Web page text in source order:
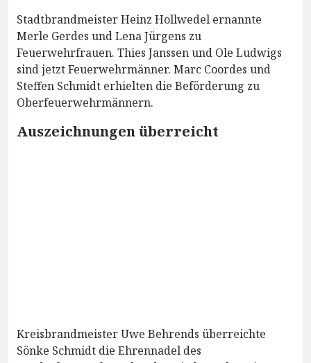
Stadtbrandmeister Heinz Hollwedel ernannte
Merle Gerdes und Lena Jürgens zu
Feuerwehrfrauen. Thies Janssen und Ole Ludwigs
sind jetzt Feuerwehrmänner. Marc Coordes und
Steffen Schmidt erhielten die Beförderung zu
Oberfeuerwehrmännern.
Auszeichnungen überreicht
Kreisbrandmeister Uwe Behrends überreichte
Sönke Schmidt die Ehrennadel des